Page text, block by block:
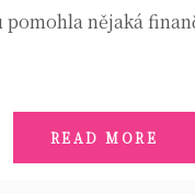
pomohla nějaká
READ MORE